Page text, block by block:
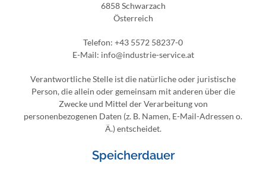
6858 Schwarzach
Österreich
Telefon: +43 5572 58237-0
E-Mail: info@industrie-service.at
Verantwortliche Stelle ist die natürliche oder juristische
Person, die allein oder gemeinsam mit anderen über die
Zwecke und Mittel der Verarbeitung von
personenbezogenen Daten (z. B. Namen, E-Mail-Adressen o.
Ä.) entscheidet.
Speicherdauer